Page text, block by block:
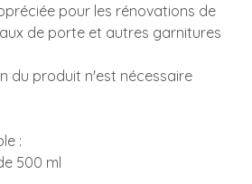
pour les rénovations de
de porte et autres garnitures
du produit n'est nécessaire
:
500 ml